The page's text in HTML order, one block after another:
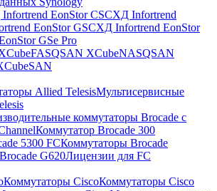
EonStor CSСХД Infortrend
EonStor GSСХД Infortrend EonStor
GSe Pro
QSAN XCubeNASQSAN
Allied TelesisМультисервисные
коммутаторы Brocade с
Коммутатор Brocade 300
5300 FCКоммутаторы Brocade
G620Лицензии для FC
Коммутаторы CiscoКоммутаторы Cisco